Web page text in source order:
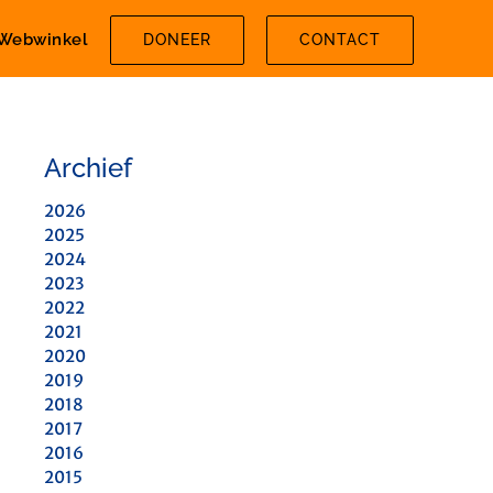
DONEER CONTACT
Archief
2026
2025
2024
2023
2022
2021
2020
2019
2018
2017
2016
2015